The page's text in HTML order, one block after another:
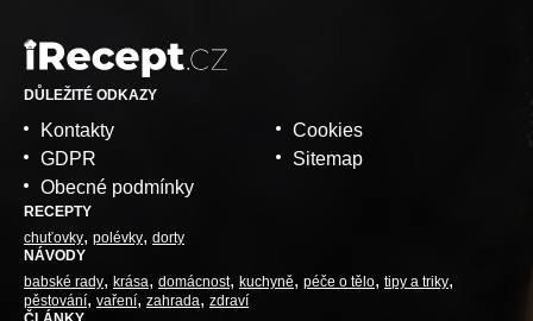
DŮLEŽITÉ ODKAZY
Kontakty
GDPR
Obecné podmínky
Cookies
Sitemap
RECEPTY
chuťovky polévky dorty
NÁVODY
babské rady
krása domácnost kuchyně péče o tělo tipy a triky
pěstování vaření zahrada zdraví